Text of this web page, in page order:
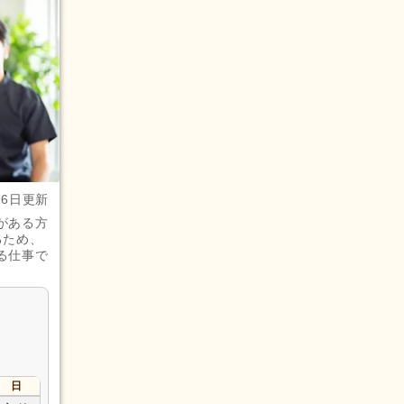
日更新
ある方
め、
仕事で
日